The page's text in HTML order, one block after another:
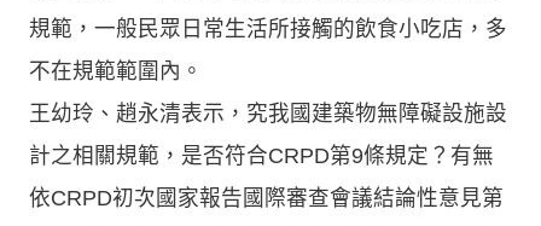
規範，一般民眾日常生活所接觸的飲食小吃店，多
不在規範範圍內。
王幼玲、趙永清表示，究我國建築物無障礙設施設
計之相關規範，是否符合CRPD第9條規定？有無
依CRPD初次國家報告國際審查會議結論性意見第